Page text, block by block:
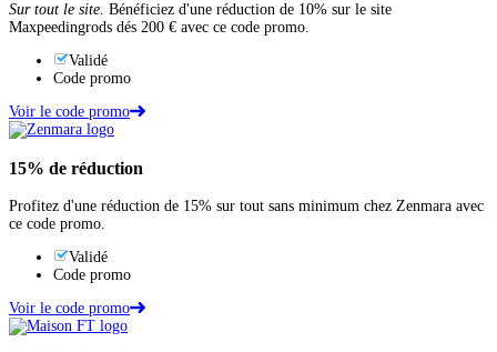
Sur tout le site. Bénéficiez d'une réduction de 10% sur le site
Maxpeedingrods dés 200 € avec ce code promo.
Validé
Code promo
Voir le code promo
15% de réduction
Profitez d'une réduction de 15% sur tout sans minimum chez Zenmara avec
ce code promo.
Validé
Code promo
Voir le code promo